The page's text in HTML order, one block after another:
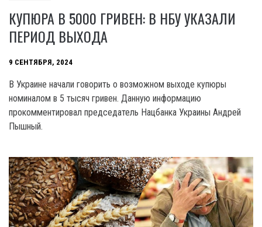
КУПЮРА В 5000 ГРИВЕН: В НБУ УКАЗАЛИ
ПЕРИОД ВЫХОДА
9 СЕНТЯБРЯ, 2024
B Украине начали говорить о возможном выходе купюры
номиналом в 5 тысяч гривен. Данную информацию
прокомментировал председатель Нацбанка Украины Андрей
Пышный.